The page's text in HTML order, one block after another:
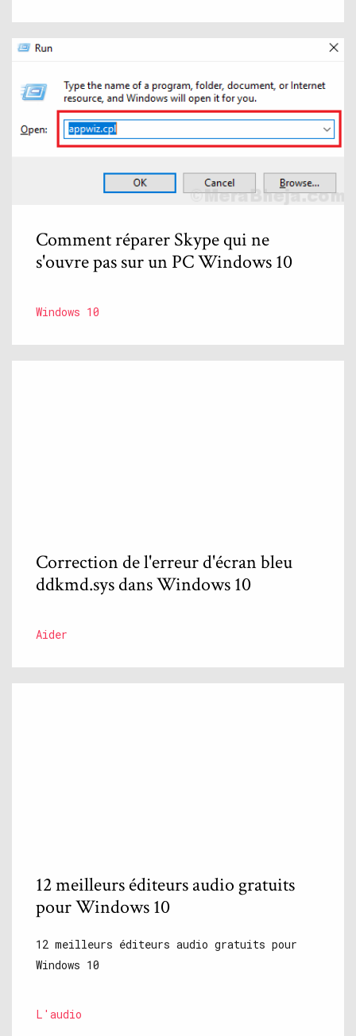
Comment réparer Skype qui ne
s'ouvre pas sur un PC Windows 10
Windows 10
Correction de l'erreur d'écran bleu
ddkmd.sys dans Windows 10
Aider
12 meilleurs éditeurs audio gratuits
pour Windows 10
12 meilleurs éditeurs audio gratuits pour
Windows 10
L'audio